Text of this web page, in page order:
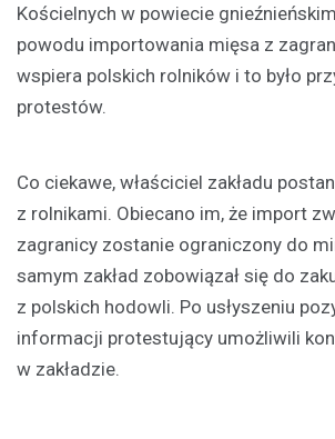
Kościelnych w powiecie
powodu importowania mięsa z
wspiera polskich rolników i to było
protestów.
Co ciekawe, właściciel zakładu
z rolnikami. Obiecano im, że import
zagranicy zostanie ograniczony do
samym zakład zobowiązał się do
z polskich hodowli. Po usłyszeniu
informacji protestujący umożliwili
w zakładzie.